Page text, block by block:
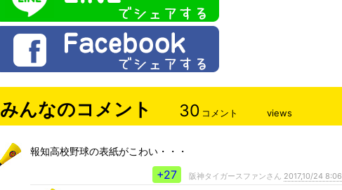
みんなのコメント 30 コメント views
報知高校野球の表紙がこわい・・・
+27 阪神タイガースファンさん 2017,10/24 8:06